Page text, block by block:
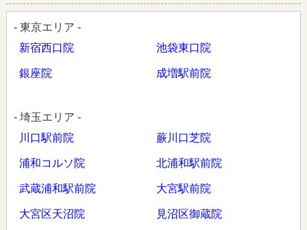
- 東京エリア -
新宿西口院
池袋東口院
銀座院 成増駅前院
- 埼玉エリア -
川口駅前院
蕨川口芝院
浦和コルソ院 北浦和駅前院
武蔵浦和駅前院 大宮駅前院
大宮区天沼院 見沼区御蔵院